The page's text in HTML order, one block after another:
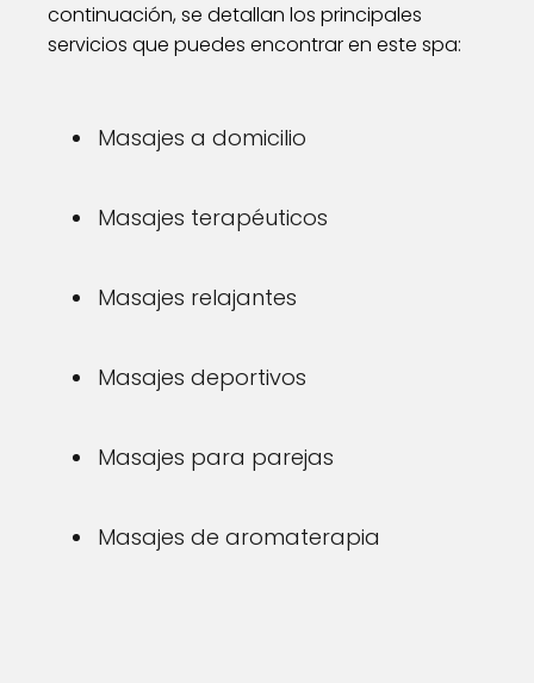
continuación, se detallan los principales
servicios que puedes encontrar en este spa:
Masajes a domicilio
Masajes terapéuticos
Masajes relajantes
Masajes deportivos
Masajes para parejas
Masajes de aromaterapia